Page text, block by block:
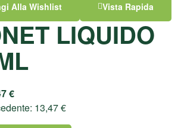
Alla Wishlist Vista Rapida
LIQUIDO
€
13,47€